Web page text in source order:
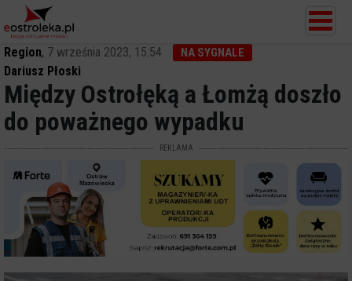
Region, 7 września 2023, 15:54 NA SYGNALE
Dariusz Płoski
Między Ostrołęką a Łomżą doszło
do poważnego wypadku
REKLAMA